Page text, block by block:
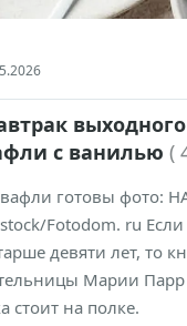
с ванилью (
готовы фото:
Fotodom. ru
девяти лет, то
Марии
стоит на полке.